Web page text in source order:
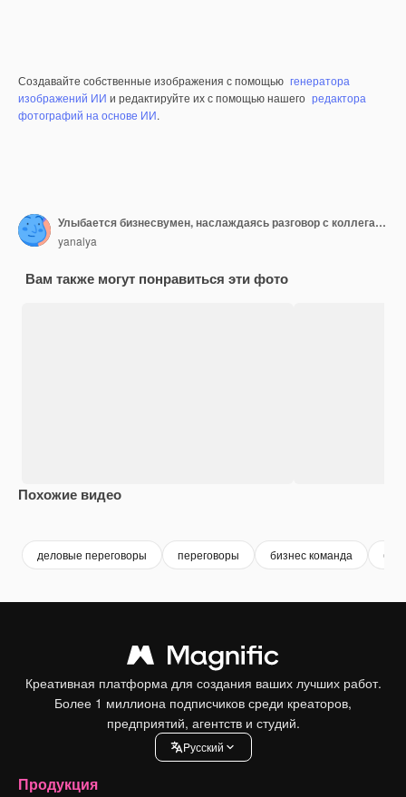
Создавайте собственные изображения с помощью генератора
изображений ИИ и редактируйте их с помощью нашего редактора
фотографий на основе ИИ.
Улыбается бизнесвумен, наслаждаясь разговор с коллегами во время совместной работы с ноутбуками
yanalya
Вам также могут понравиться эти фото
Похожие видео
деловые переговоры переговоры бизнес команда
Креативная платформа для создания ваших лучших работ.
Более 1 миллиона подписчиков среди креаторов,
предприятий, агентств и студий.
Pусский
Продукция